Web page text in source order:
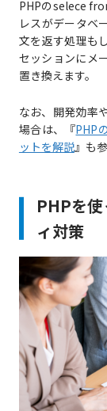
PHPのselece
レスがデータベ
文を返す処理も
セッションにメ
置き換えます。
なお、開発効率
場合は、『PHP
ットを解説』も
PHPを
ィ対策